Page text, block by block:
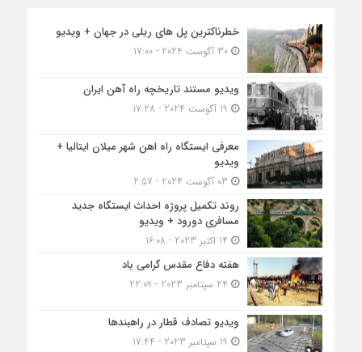
خطرناکترین پل های ریلی در جهان + ویدیو
30 آگوست 2024 - 17:00
ویدیو مستند تاریخچه راه آهن ایران
معرفی ایستگاه راه اهن شهر میلان ایتالیا +
ویدیو
روند تکمیل پروژه احداث ایستگاه جدید
مسافری دورود + ویدیو
هفته دفاع مقدس گرامی باد
ویدیو تصادف قطار در راهبندها